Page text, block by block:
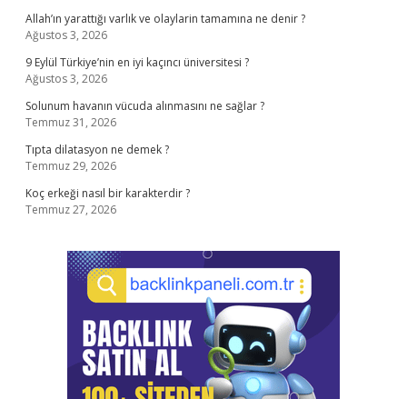
Allah’ın yarattığı varlık ve olaylarin tamamına ne denir ?
Ağustos 3, 2026
9 Eylül Türkiye’nin en iyi kaçıncı üniversitesi ?
Ağustos 3, 2026
Solunum havanın vücuda alınmasını ne sağlar ?
Temmuz 31, 2026
Tıpta dilatasyon ne demek ?
Temmuz 29, 2026
Koç erkeği nasıl bir karakterdir ?
Temmuz 27, 2026